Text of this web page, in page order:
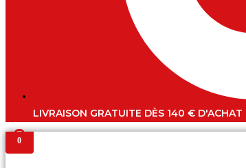
LIVRAISON GRATUITE DÈS 140 € D'ACHAT
0